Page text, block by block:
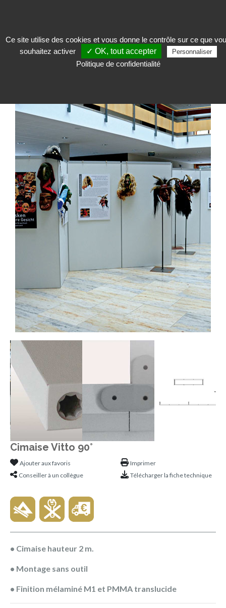
Exposer>Cimaise, panneau, cloison et grilles d'exposition Cimaise>
Cimaise Vitto 90°
Ajouter aux favoris
Conseiller à un collègue
Imprimer
Télécharger la fiche technique
• Cimaise hauteur 2 m.
• Montage sans outil
• Finition mélaminé M1 et PMMA translucide
Ce site utilise des cookies et vous donne le contrôle sur ce que
souhaitez activer
✓ OK, tout accepter Personnaliser
Politique de confidentialité